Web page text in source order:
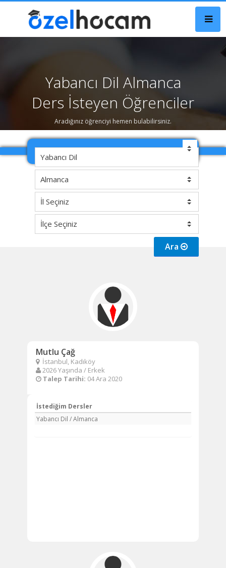
Yabancı Dil Almanca
Ders İsteyen Öğrenciler
Aradığınız öğrenciyi hemen bulabilirsiniz.
Ara
Mutlu Çağ
İstanbul, Kadıköy
2026 Yaşında / Erkek
Talep Tarihi: 04 Ara 2020
İstediğim Dersler
Yabancı Dil / Almanca